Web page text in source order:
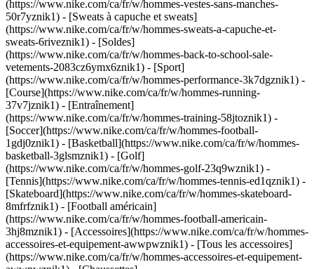
(https://www.nike.com/ca/fr/w/hommes-vestes-sans-manches-
50r7yznik1) - [Sweats à capuche et sweats]
(https://www.nike.com/ca/fr/w/hommes-sweats-a-capuche-et-
sweats-6riveznik1) - [Soldes]
(https://www.nike.com/ca/fr/w/hommes-back-to-school-sale-
vetements-2083cz6ymx6znik1) - [Sport]
(https://www.nike.com/ca/fr/w/hommes-performance-3k7dgznik1) -
[Course](https://www.nike.com/ca/fr/w/hommes-running-
37v7jznik1) - [Entraînement]
(https://www.nike.com/ca/fr/w/hommes-training-58jtoznik1) -
[Soccer](https://www.nike.com/ca/fr/w/hommes-football-
1gdj0znik1) - [Basketball](https://www.nike.com/ca/fr/w/hommes-
basketball-3glsmznik1) - [Golf]
(https://www.nike.com/ca/fr/w/hommes-golf-23q9wznik1) -
[Tennis](https://www.nike.com/ca/fr/w/hommes-tennis-ed1qznik1) -
[Skateboard](https://www.nike.com/ca/fr/w/hommes-skateboard-
8mfrfznik1) - [Football américain]
(https://www.nike.com/ca/fr/w/hommes-football-americain-
3hj8mznik1) - [Accessoires](https://www.nike.com/ca/fr/w/hommes-
accessoires-et-equipement-awwpwznik1) - [Tous les accessoires]
(https://www.nike.com/ca/fr/w/hommes-accessoires-et-equipement-